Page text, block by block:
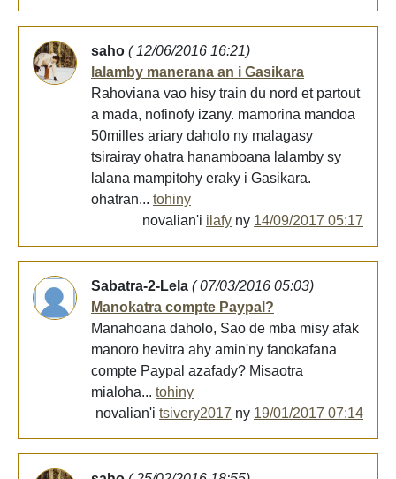
saho ( 12/06/2016 16:21)
lalamby manerana an i Gasikara
Rahoviana vao hisy train du nord et partout
a mada, nofinofy izany. mamorina mandoa
50milles ariary daholo ny malagasy
tsirairay ohatra hanamboana lalamby sy
lalana mampitohy eraky i Gasikara.
ohatran... tohiny
novalian'i ilafy ny 14/09/2017 05:17
Sabatra-2-Lela ( 07/03/2016 05:03)
Manokatra compte Paypal?
Manahoana daholo, Sao de mba misy afak
manoro hevitra ahy amin'ny fanokafana
compte Paypal azafady? Misaotra
mialoha... tohiny
novalian'i tsivery2017 ny 19/01/2017 07:14